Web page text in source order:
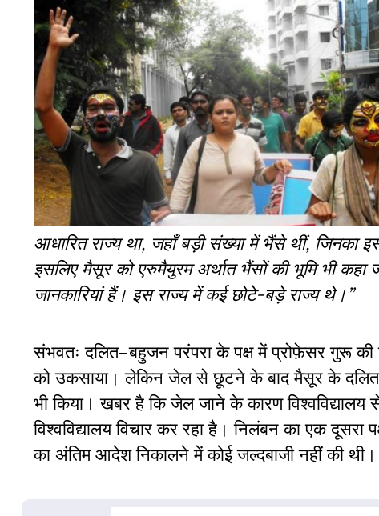
आधारित राज्य था, जहाँ बड़ी संख्या में भैंसे थीं, जिनका
इसलिए मैसूर को एरुमैयुरम अर्थात भैंसों की भूमि भी कहा
जानकारियां हैं। इस राज्य में कई छोटे-बड़े राज्य थे।’’
संभवतः दलित–बहुजन परंपरा के पक्ष में प्रोफ़ेसर गुरू
को उकसाया। लेकिन जेल से छूटने के बाद मैसूर के दलित
भी किया। खबर है कि जेल जाने के कारण
विश्वविद्यालय विचार कर रहा है। निलंबन का एक दूसरा
का अंतिम आदेश निकालने में कोई जल्दबाजी नहीं की थी।